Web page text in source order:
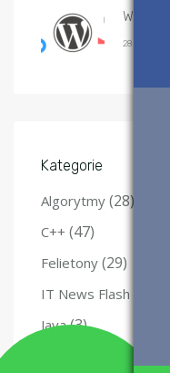
28
Kategorie
Algorytmy (28)
C++ (47)
Felietony (29)
IT News Flash
Java(3)